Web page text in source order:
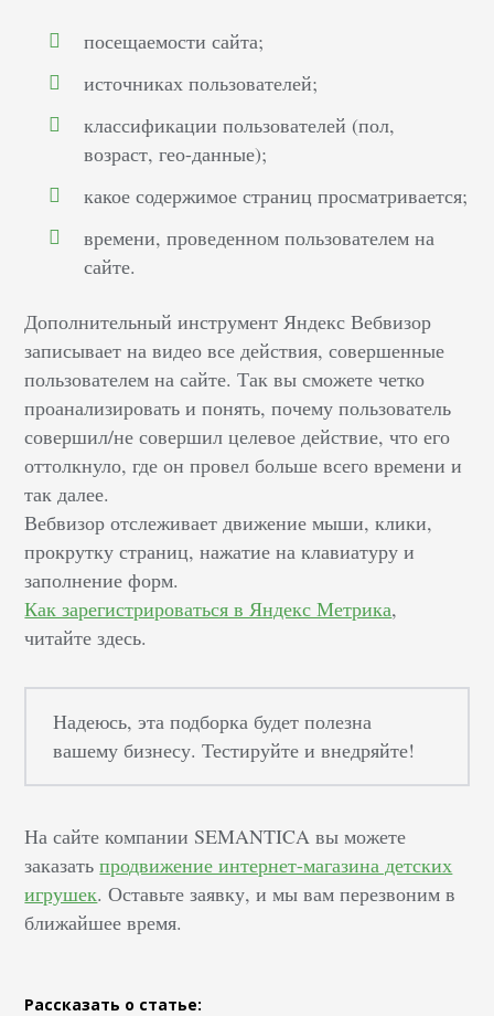
посещаемости сайта;
источниках пользователей;
классификации пользователей (пол,
возраст, гео-данные);
какое содержимое страниц просматривается;
времени, проведенном пользователем на
сайте.
Дополнительный инструмент Яндекс Вебвизор
записывает на видео все действия, совершенные
пользователем на сайте. Так вы сможете четко
проанализировать и понять, почему пользователь
совершил/не совершил целевое действие, что его
оттолкнуло, где он провел больше всего времени и
так далее.
Вебвизор отслеживает движение мыши, клики,
прокрутку страниц, нажатие на клавиатуру и
заполнение форм.
Как зарегистрироваться в Яндекс Метрика,
читайте здесь.
Надеюсь, эта подборка будет полезна
вашему бизнесу. Тестируйте и внедряйте!
На сайте компании SEMANTICA вы можете
заказатьпродвижение интернет-магазина детских
игрушек. Оставьте заявку, и мы вам перезвоним в
ближайшее время.
Рассказать о статье: